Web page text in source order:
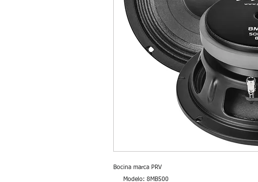
Bocina marca PRV
Modelo: 8MB500